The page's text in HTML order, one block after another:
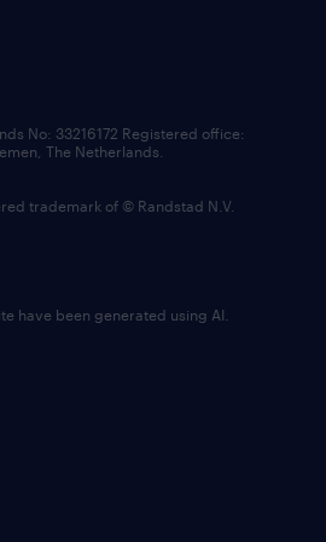
No: 33216172 Registered office:
The Netherlands.
trademark of © Randstad N.V.
have been generated using AI.